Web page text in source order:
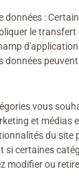
:
le transfert
d'application
données
vous
et médias
du site
si certaines
modifier ou